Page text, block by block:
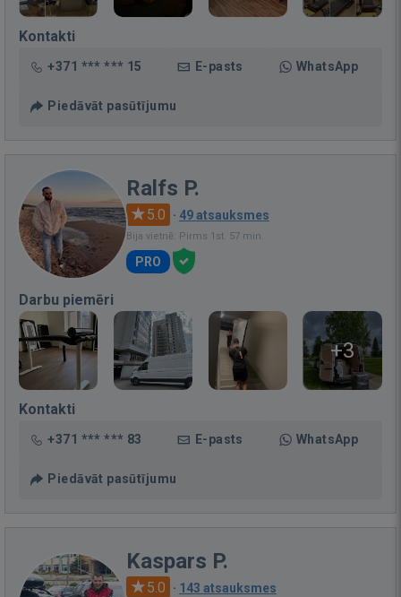
Kontakti
+371 *** *** 15 E-pasts WhatsApp
Piedāvāt pasūtījumu
Ralfs P.
5.0 · 49 atsauksmes
Bija vietnē: Pirms 1st. 57 min.
PRO
Darbu piemēri
+3
Kontakti
+371 *** *** 83 E-pasts WhatsApp
Piedāvāt pasūtījumu
Kaspars P.
5.0 · 143 atsauksmes